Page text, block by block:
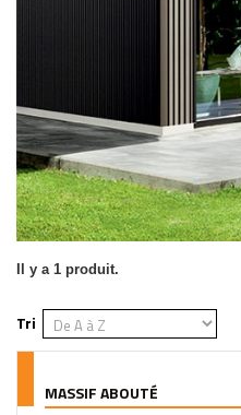
Il y a 1 produit.
Tri
MASSIF ABOUTÉ